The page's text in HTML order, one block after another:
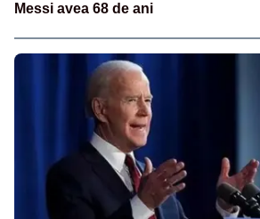
Messi avea 68 de ani